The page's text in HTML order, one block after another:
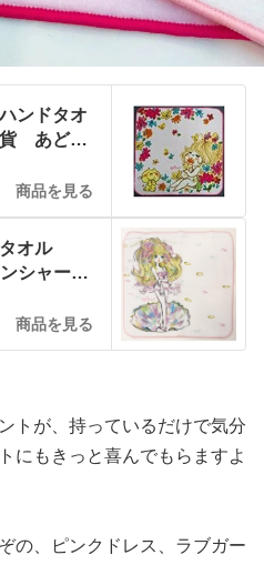
ンドタオ
あどち
和錆 - 通
商品を見る
タオル
シャー
オル ア
トサロン
ピング
商品を見る
トが、持っているだけで気分
にもきっと喜んでもらますよ
の、ピンクドレス、ラブガー